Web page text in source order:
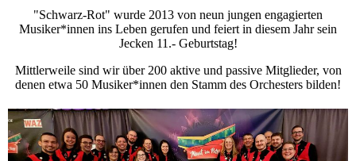
"Schwarz-Rot" wurde 2013 von neun jungen engagierten
Musiker*innen ins Leben gerufen und feiert in diesem Jahr sein
Jecken 11.- Geburtstag!
Mittlerweile sind wir über 200 aktive und passive Mitglieder, von
denen etwa 50 Musiker*innen den Stamm des Orchesters bilden!